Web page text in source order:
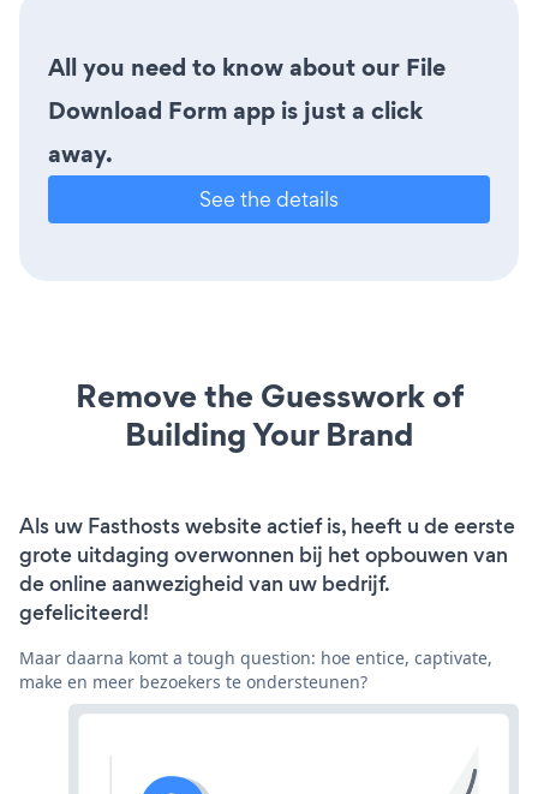
All you need to know about our File
Download Form app is just a click
away.
See the details
Remove the Guesswork of
Building Your Brand
Als uw Fasthosts website actief is, heeft u de eerste
grote uitdaging overwonnen bij het opbouwen van
de online aanwezigheid van uw bedrijf.
gefeliciteerd!
Maar daarna komt a tough question: hoe entice, captivate,
make en meer bezoekers te ondersteunen?